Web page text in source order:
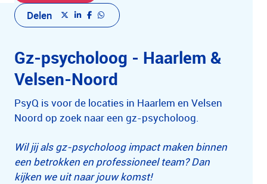
Delen
Gz-psycholoog - Haarlem &
Velsen-Noord
PsyQ is voor de locaties in Haarlem en Velsen
Noord op zoek naar een gz-psycholoog.
Wil jij als gz-psycholoog impact maken binnen
een betrokken en professioneel team? Dan
kijken we uit naar jouw komst!